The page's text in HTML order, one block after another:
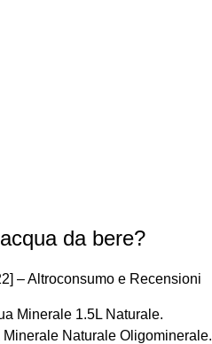
da bere?
– Altroconsumo e Recensioni
Minerale 1.5L Naturale.
Naturale Oligominerale.